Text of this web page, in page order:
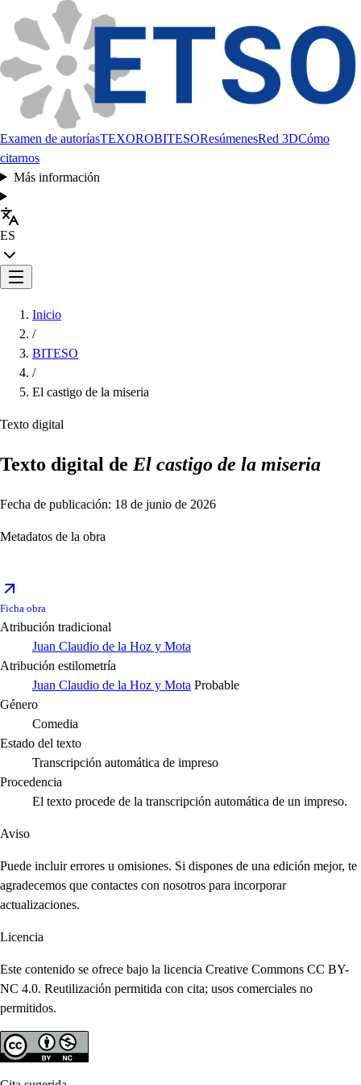
Examen de autoríasTEXOROBITESOResúmenesRed 3DCómo
citarnos
Más información
ES
Inicio
/
BITESO
/
El castigo de la miseria
Texto digital
Texto digital de El castigo de la miseria
Fecha de publicación: 18 de junio de 2026
Metadatos de la obra
Ficha obra
Atribución tradicional
Juan Claudio de la Hoz y Mota
Atribución estilometría
Juan Claudio de la Hoz y Mota Probable
Género
Comedia
Estado del texto
Transcripción automática de impreso
Procedencia
El texto procede de la transcripción automática de un impreso.
Aviso
Puede incluir errores u omisiones. Si dispones de una edición mejor, te
agradecemos que contactes con nosotros para incorporar
actualizaciones.
Licencia
Este contenido se ofrece bajo la licencia Creative Commons CC BY-
NC 4.0. Reutilización permitida con cita; usos comerciales no
permitidos.